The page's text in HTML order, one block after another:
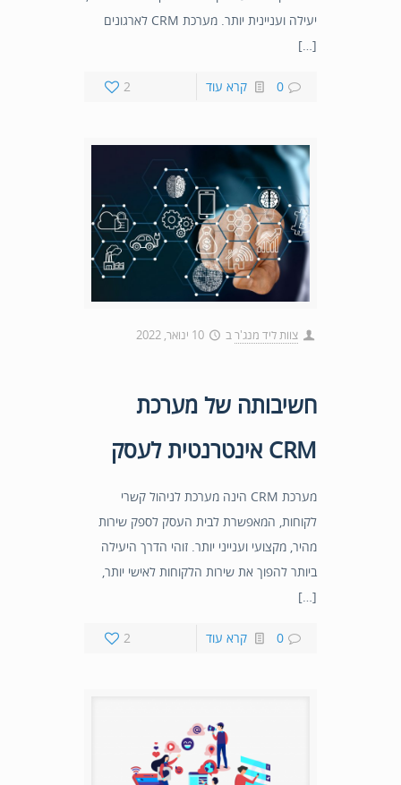
יעילה ועניינית יותר. מערכת CRM לארגונים
[…]
2 0 קרא עוד
צוות ליד מנג'רב 10 ינואר, 2022
חשיבותה של מערכת
CRM אינטרנטית לעסק
מערכת CRM הינה מערכת לניהול קשרי
לקוחות, המאפשרת לבית העסק לספק שירות
מהיר, מקצועי וענייני יותר. זוהי הדרך היעילה
ביותר להפוך את שירות הלקוחות לאישי יותר,
[…]
2 0 קרא עוד